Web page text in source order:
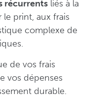
récurrentsliés à la
print, aux frais
complexe de
de vos frais
vos dépenses
durable.